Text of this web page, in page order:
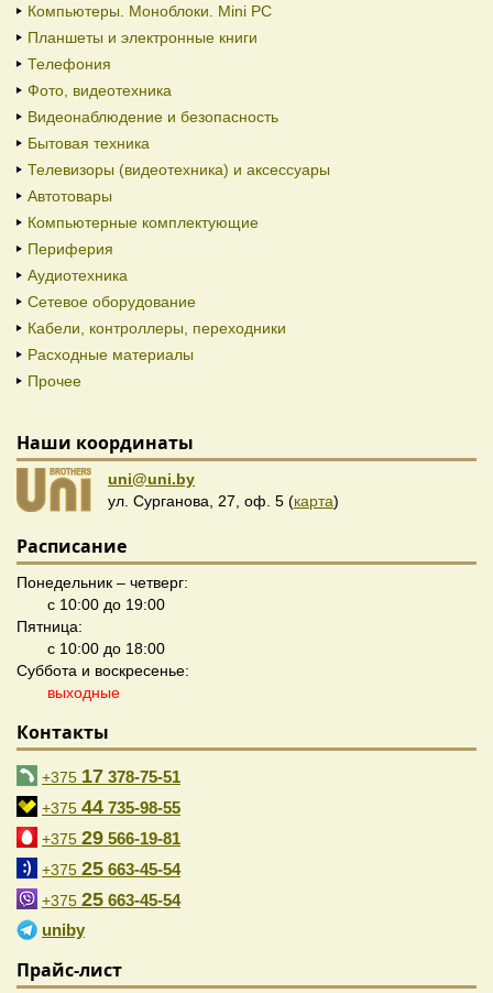
Компьютеры. Моноблоки. Mini PC
Планшеты и электронные книги
Телефония
Фото, видеотехника
Видеонаблюдение и безопасность
Бытовая техника
Телевизоры (видеотехника) и аксессуары
Автотовары
Компьютерные комплектующие
Периферия
Аудиотехника
Сетевое оборудование
Кабели, контроллеры, переходники
Расходные материалы
Прочее
Наши координаты
uni@uni.by
ул. Сурганова, 27, оф. 5 (карта)
Расписание
Понедельник – четверг:
с 10:00 до 19:00
Пятница:
с 10:00 до 18:00
Суббота и воскресенье:
выходные
Контакты
+375 17 378-75-51
+375 44 735-98-55
+375 29 566-19-81
+375 25 663-45-54
+375 25 663-45-54
uniby
Прайс-лист